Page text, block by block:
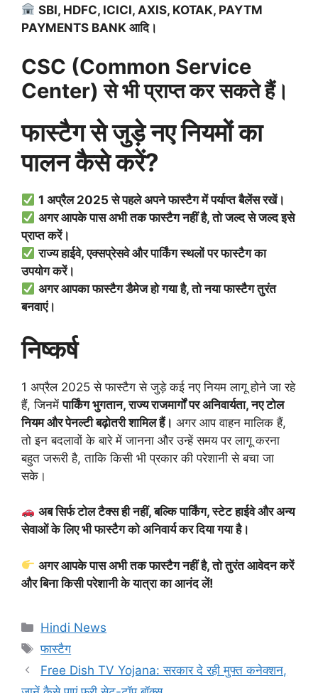
SBI, HDFC, ICICI, AXIS, KOTAK, PAYTM
PAYMENTS BANK आदि।
CSC (Common Service
Center) से भी प्राप्त कर सकते हैं।
फास्टैग से जुड़े नए नियमों का
पालन कैसे करें?
1 अप्रैल 2025 से पहले अपने फास्टैग में पर्याप्त बैलेंस रखें।
अगर आपके पास अभी तक फास्टैग नहीं है, तो जल्द से जल्द इसे
प्राप्त करें।
राज्य हाईवे, एक्सप्रेसवे और पार्किंग स्थलों पर फास्टैग का
उपयोग करें।
अगर आपका फास्टैग डैमेज हो गया है, तो नया फास्टैग तुरंत
बनवाएं।
निष्कर्ष
1 अप्रैल 2025 से फास्टैग से जुड़े कई नए नियम लागू होने जा रहे
हैं, जिनमेंपार्किंग भुगतान, राज्य राजमार्गों पर अनिवार्यता, नए टोल
नियम और पेनल्टी बढ़ोतरी शामिल हैं। अगर आप वाहन मालिक हैं,
तो इन बदलावों के बारे में जानना और उन्हें समय पर लागू करना
बहुत जरूरी है, ताकि किसी भी प्रकार की परेशानी से बचा जा
सके।
अब सिर्फ टोल टैक्स ही नहीं, बल्कि पार्किंग, स्टेट हाईवे और अन्य
सेवाओं के लिए भी फास्टैग को अनिवार्य कर दिया गया है।
अगर आपके पास अभी तक फास्टैग नहीं है, तो तुरंत आवेदन करें
और बिना किसी परेशानी के यात्रा का आनंद लें!
Categories
Hindi News
Tags
फास्टैग
Free Dish TV Yojana: सरकार दे रही मुफ्त कनेक्शन,